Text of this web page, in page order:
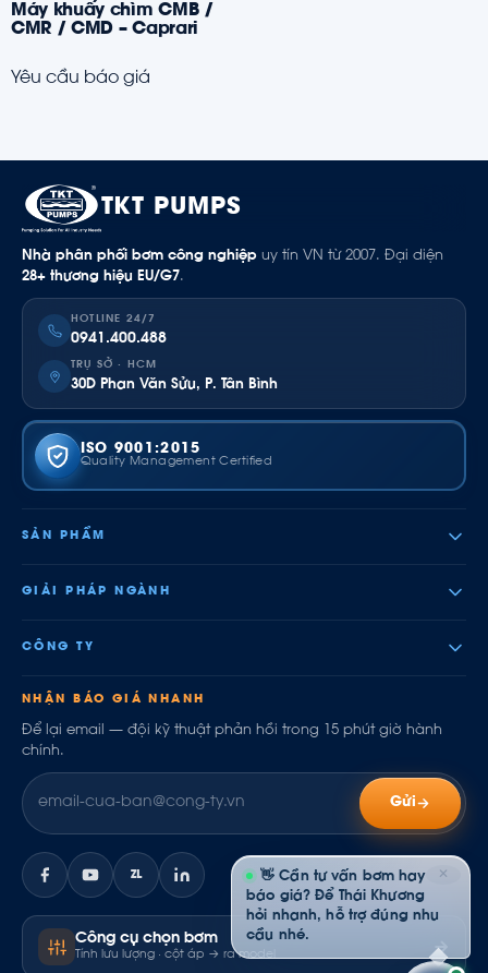
Máy khuấy chìm CMB /
CMR / CMD – Caprari
Yêu cầu báo giá
TKT PUMPS
Nhà phân phối bơm công nghiệp uy tín VN từ 2007. Đại diện
28+ thương hiệu EU/G7.
HOTLINE 24/7
0941.400.488
TRỤ SỞ · HCM
30D Phan Văn Sửu, P. Tân Bình
ISO 9001:2015
Quality Management Certified
SẢN PHẨM
GIẢI PHÁP NGÀNH
CÔNG TY
NHẬN BÁO GIÁ NHANH
Để lại email — đội kỹ thuật phản hồi trong 15 phút giờ hành
chính.
Gửi
ZL
Công cụ chọn bơm
Tính lưu lượng · cột áp → ra model
✕
👋 Cần tư vấn bơm hay
báo giá? Để Thái Khương
hỏi nhanh, hỗ trợ đúng nhu
cầu nhé.